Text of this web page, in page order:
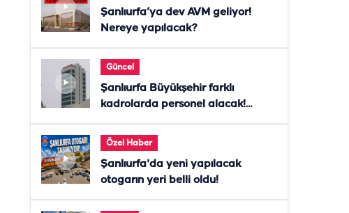
Şanlıurfa’ya dev AVM geliyor!
Nereye yapılacak?
Güncel
Şanlıurfa Büyükşehir farklı
kadrolarda personel alacak!
Özel Haber
Şanlıurfa'da yeni yapılacak
otogarın yeri belli oldu!